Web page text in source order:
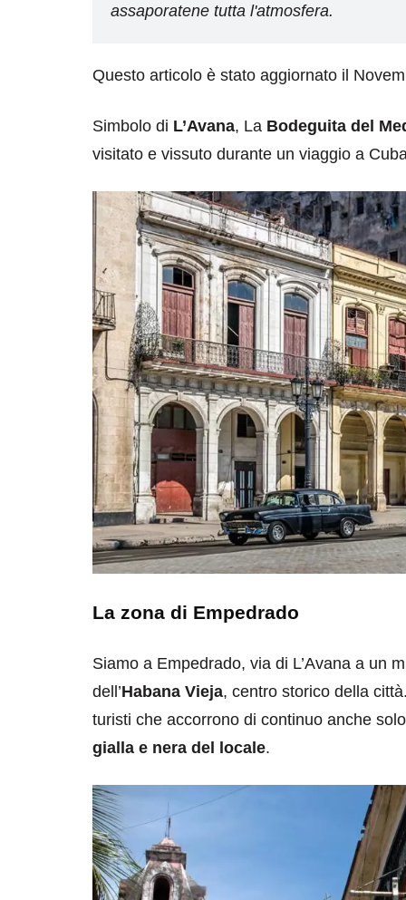
assaporatene tutta l'atmosfera.
Questo articolo è stato aggiornato il
Simbolo di L’Avana, La Bodeguita del
visitato e vissuto durante un viaggio a
La zona di Empedrado
Siamo a Empedrado, via di L’Avana a un
dell’Habana Vieja, centro storico della
turisti che accorrono di continuo anche
gialla e nera del locale.